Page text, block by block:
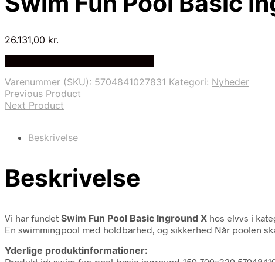
26.131,00 kr.
Varenummer (SKU): 5704841027831 Kategori: Nyheder
Previous Product
Next Product
Beskrivelse
Beskrivelse
Vi har fundet Swim Fun Pool Basic Inground X hos elvvs i
En swimmingpool med holdbarhed, og sikkerhed Når poolen
Yderlige produktinformationer: